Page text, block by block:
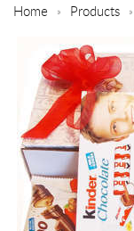
Home Products